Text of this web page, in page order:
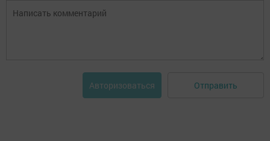
Авторизоваться Отправить